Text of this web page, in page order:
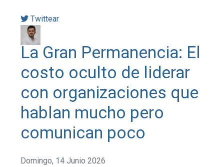
Twittear
La Gran Permanencia: El
costo oculto de liderar
con organizaciones que
hablan mucho pero
comunican poco
Domingo, 14 Junio 2026